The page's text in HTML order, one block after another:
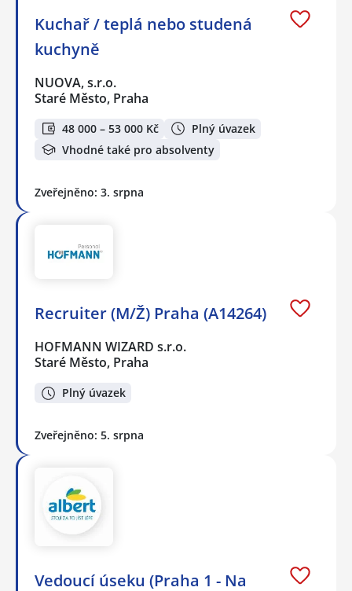
Kuchař / teplá nebo studená
kuchyně
NUOVA, s.r.o.
Staré Město, Praha
48 000 – 53 000 Kč
Plný úvazek
Vhodné také pro absolventy
Zveřejněno: 3. srpna
Recruiter (M/Ž) Praha (A14264)
HOFMANN WIZARD s.r.o.
Staré Město, Praha
Plný úvazek
Zveřejněno: 5. srpna
Vedoucí úseku (Praha 1 - Na